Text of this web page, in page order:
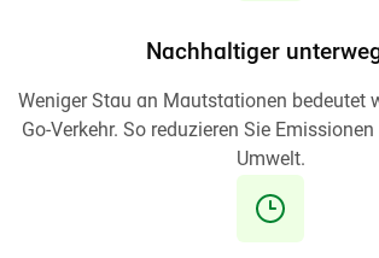
Nachhaltiger
Weniger Stau an Mautstationen bedeutet
Go-Verkehr. So reduzieren Sie
Umwelt.